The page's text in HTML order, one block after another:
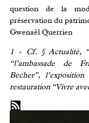
question de la
préservation du
Gwenaël Querrien
1 - Cf. § Actualité,
“l’ambassade de
Becher”,
restauration “Vivre